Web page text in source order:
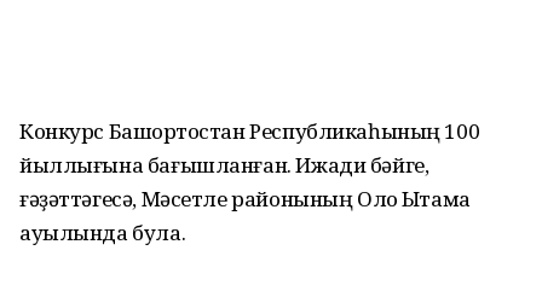
Конкурс Башҡортостан Республикаһының 100
йыллығына бағышланған. Ижади бәйге,
ғәҙәттәгесә, Мәсетле районының Оло Ыҡтамаҡ
ауылында була.